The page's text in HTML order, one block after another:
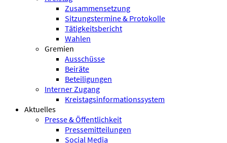
Zusammensetzung
Sitzungstermine & Protokolle
Tätigkeitsbericht
Wahlen
Gremien
Ausschüsse
Beiräte
Beteiligungen
Interner Zugang
Kreistagsinformationssystem
Aktuelles
Presse & Öffentlichkeit
Pressemitteilungen
Social Media